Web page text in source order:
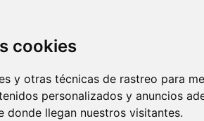
cookies
y otras técnicas de rastreo para
personalizados y anuncios
donde llegan nuestros visitantes.